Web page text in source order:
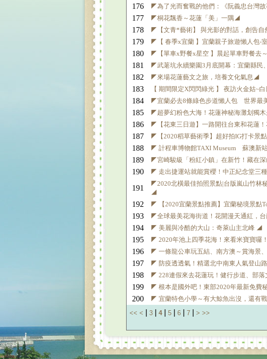
176
◤為了光而奮戰的他們：《阮義忠台灣
177
◤桐花飄香～花蓮「美」一隅◢
178
◤【文青*藝術】 與光影的對話，創告
179
◤【 春季x宜蘭 】宜蘭親子旅遊懶人包-
180
◤【單車x野餐x星空 】晨起單車野餐去
181
◤武荖坑永續樂園3月底開幕：宜蘭縣民
182
◤來場花蓮藝文之旅，培養文化氣息◢
183
【 期間限定X閃閃綠光 】 夜訪火金姑~
184
◤宜蘭必去8條綠色步道懶人包 世界最
185
◤超夢幻粉色大海！花蓮神秘海灘划獨
186
◤【花東三日遊】一路開往台東和花蓮
187
◤【2020稻草藝術季】超好拍IG打卡景
188
◤ 計程車博物館TAXI Museum 蘇澳新
189
◤宮崎駿級「粉紅小鎮」在新竹！藏在
190
◤ 走出捷運站就能賞櫻！中正紀念堂三
191
◤2020北橫最佳拍照景點|台版嵐山竹林
◢
192
◤ 【2020宜蘭景點推薦】宜蘭秘境景點
193
◤全球最美花海街道！花開漫天通紅，
194
◤ 美麗與冷酷的大山：奇萊山主北峰 ◢
195
◤ 2020年池上四季花海！來看米寶寶囉
196
◤ 一條龍公車玩五結、南方澳～賞海景
197
◤ 防疫透透氣！精選北中南東人氣登山
198
◤ 228連假來去花蓮玩！健行步道、部
199
◤ 根本是國外吧！東部2020年最新免費
200
◤ 宜蘭特色小學～有大鯨魚出沒，還有
<< < 3 4 5 6 7 > >>